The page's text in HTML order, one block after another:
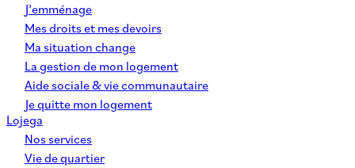
J’emménage
Mes droits et mes devoirs
Ma situation change
La gestion de mon logement
Aide sociale & vie communautaire
Je quitte mon logement
Lojega
Nos services
Vie de quartier